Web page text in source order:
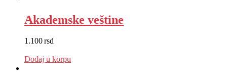
Akademske veštine
1.100rsd
Dodaj u korpu